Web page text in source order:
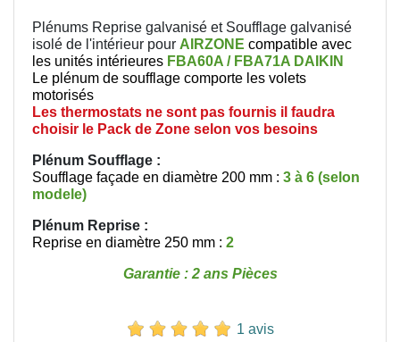
Plénums Reprise galvanisé et Soufflage galvanisé
isolé de l'intérieur pour AIRZONE compatible avec
les unités intérieures FBA60A / FBA71A DAIKIN
Le plénum de soufflage comporte les volets
motorisés
Les thermostats ne sont pas fournis il faudra
choisir le Pack de Zone selon vos besoins
Plénum Soufflage :
Soufflage façade en diamètre 200 mm : 3 à 6 (selon
modele)
Plénum Reprise :
Reprise en diamètre 250 mm : 2
Garantie : 2 ans Pièces
1 avis